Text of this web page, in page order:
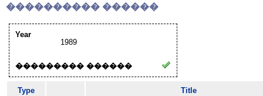
���������� ������
Year
1989
��������� ������
Type Title